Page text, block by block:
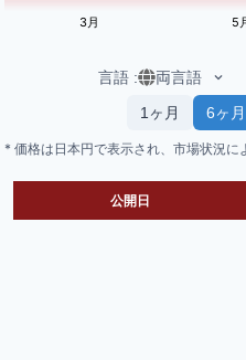
3月 5
言語 : 両言語
1ヶ月
6ヶ月
* 価格は日本円で表示され、市場状況に
公開日